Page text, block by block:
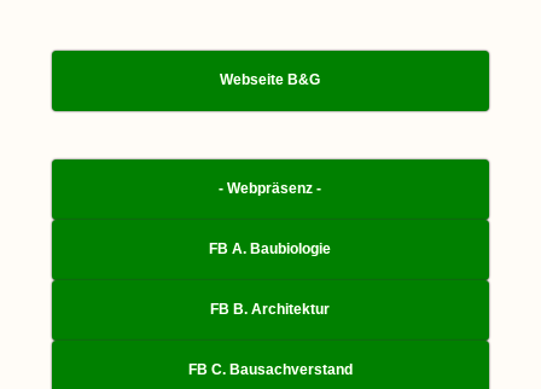
Webseite B&G
- Webpräsenz -
FB A. Baubiologie
FB B. Architektur
FB C. Bausachverstand